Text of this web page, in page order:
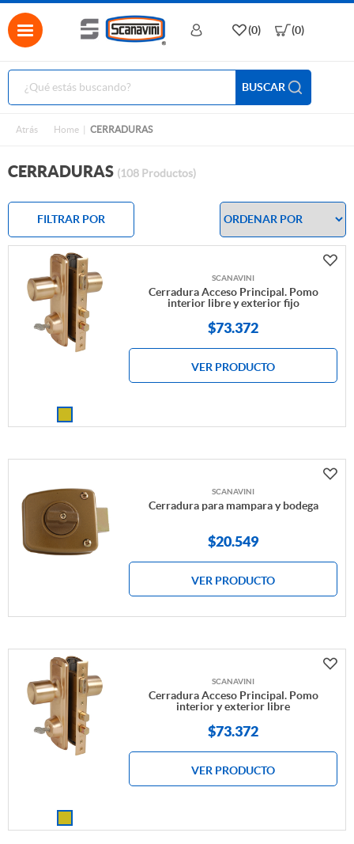
BUSCAR
(0) (0)
Atrás Home CERRADURAS
CERRADURAS (108 Productos)
FILTRAR POR
SCANAVINI
Cerradura Acceso Principal. Pomo
interior libre y exterior fijo
$73.372
VER PRODUCTO
SCANAVINI
Cerradura para mampara y bodega
$20.549
VER PRODUCTO
SCANAVINI
Cerradura Acceso Principal. Pomo
interior y exterior libre
$73.372
VER PRODUCTO